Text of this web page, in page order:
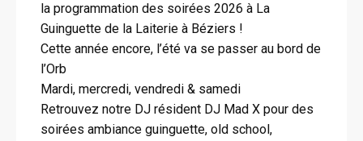
la programmation des soirées 2026 à La
Guinguette de la Laiterie à Béziers !
Cette année encore, l’été va se passer au bord de
l’Orb
Mardi, mercredi, vendredi & samedi
Retrouvez notre DJ résident DJ Mad X pour des
soirées ambiance guinguette, old school,